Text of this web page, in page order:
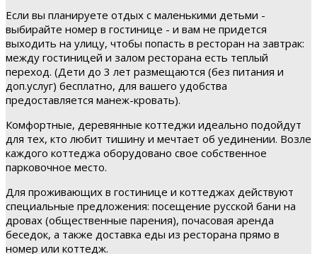
Если вы планируете отдых с маленькими детьми -
выбирайте номер в гостинице - и вам не придется
выходить на улицу, чтобы попасть в ресторан на завтрак:
между гостиницей и залом ресторана есть теплый
переход. (Дети до 3 лет размещаются (без питания и
доп.услуг) бесплатно, для вашего удобства
предоставляется манеж-кровать).
Комфортные, деревянные коттеджи идеально подойдут
для тех, кто любит тишину и мечтает об уединении. Возле
каждого коттеджа оборудовано свое собственное
парковочное место.
Для проживающих в гостинице и коттеджах действуют
специальные предложения: посещение русской бани на
дровах (общественные парения), почасовая аренда
беседок, а также доставка еды из ресторана прямо в
номер или коттедж.